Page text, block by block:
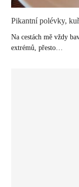
Pikantní polévky,
Na cestách mě vždy
extrémů, přesto…